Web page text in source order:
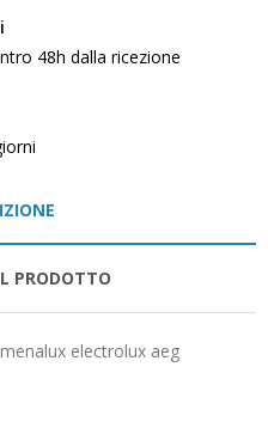
48h dalla ricezione
PRODOTTO
electrolux aeg